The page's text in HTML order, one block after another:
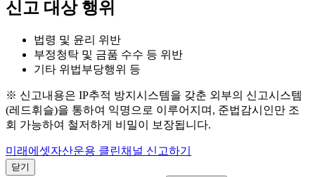
신고 대상 행위
법령 및 윤리 위반
부정청탁 및 금품 수수 등 위반
기타 위법부당행위 등
※ 신고내용은 IP추적 방지시스템을 갖춘 외부의 신고시스템
(레드휘슬)을 통하여 익명으로 이루어지며, 준법감시인만 조
회 가능하여 철저하게 비밀이 보장됩니다.
미래에셋자산운용 클린채널 신고하기
닫기